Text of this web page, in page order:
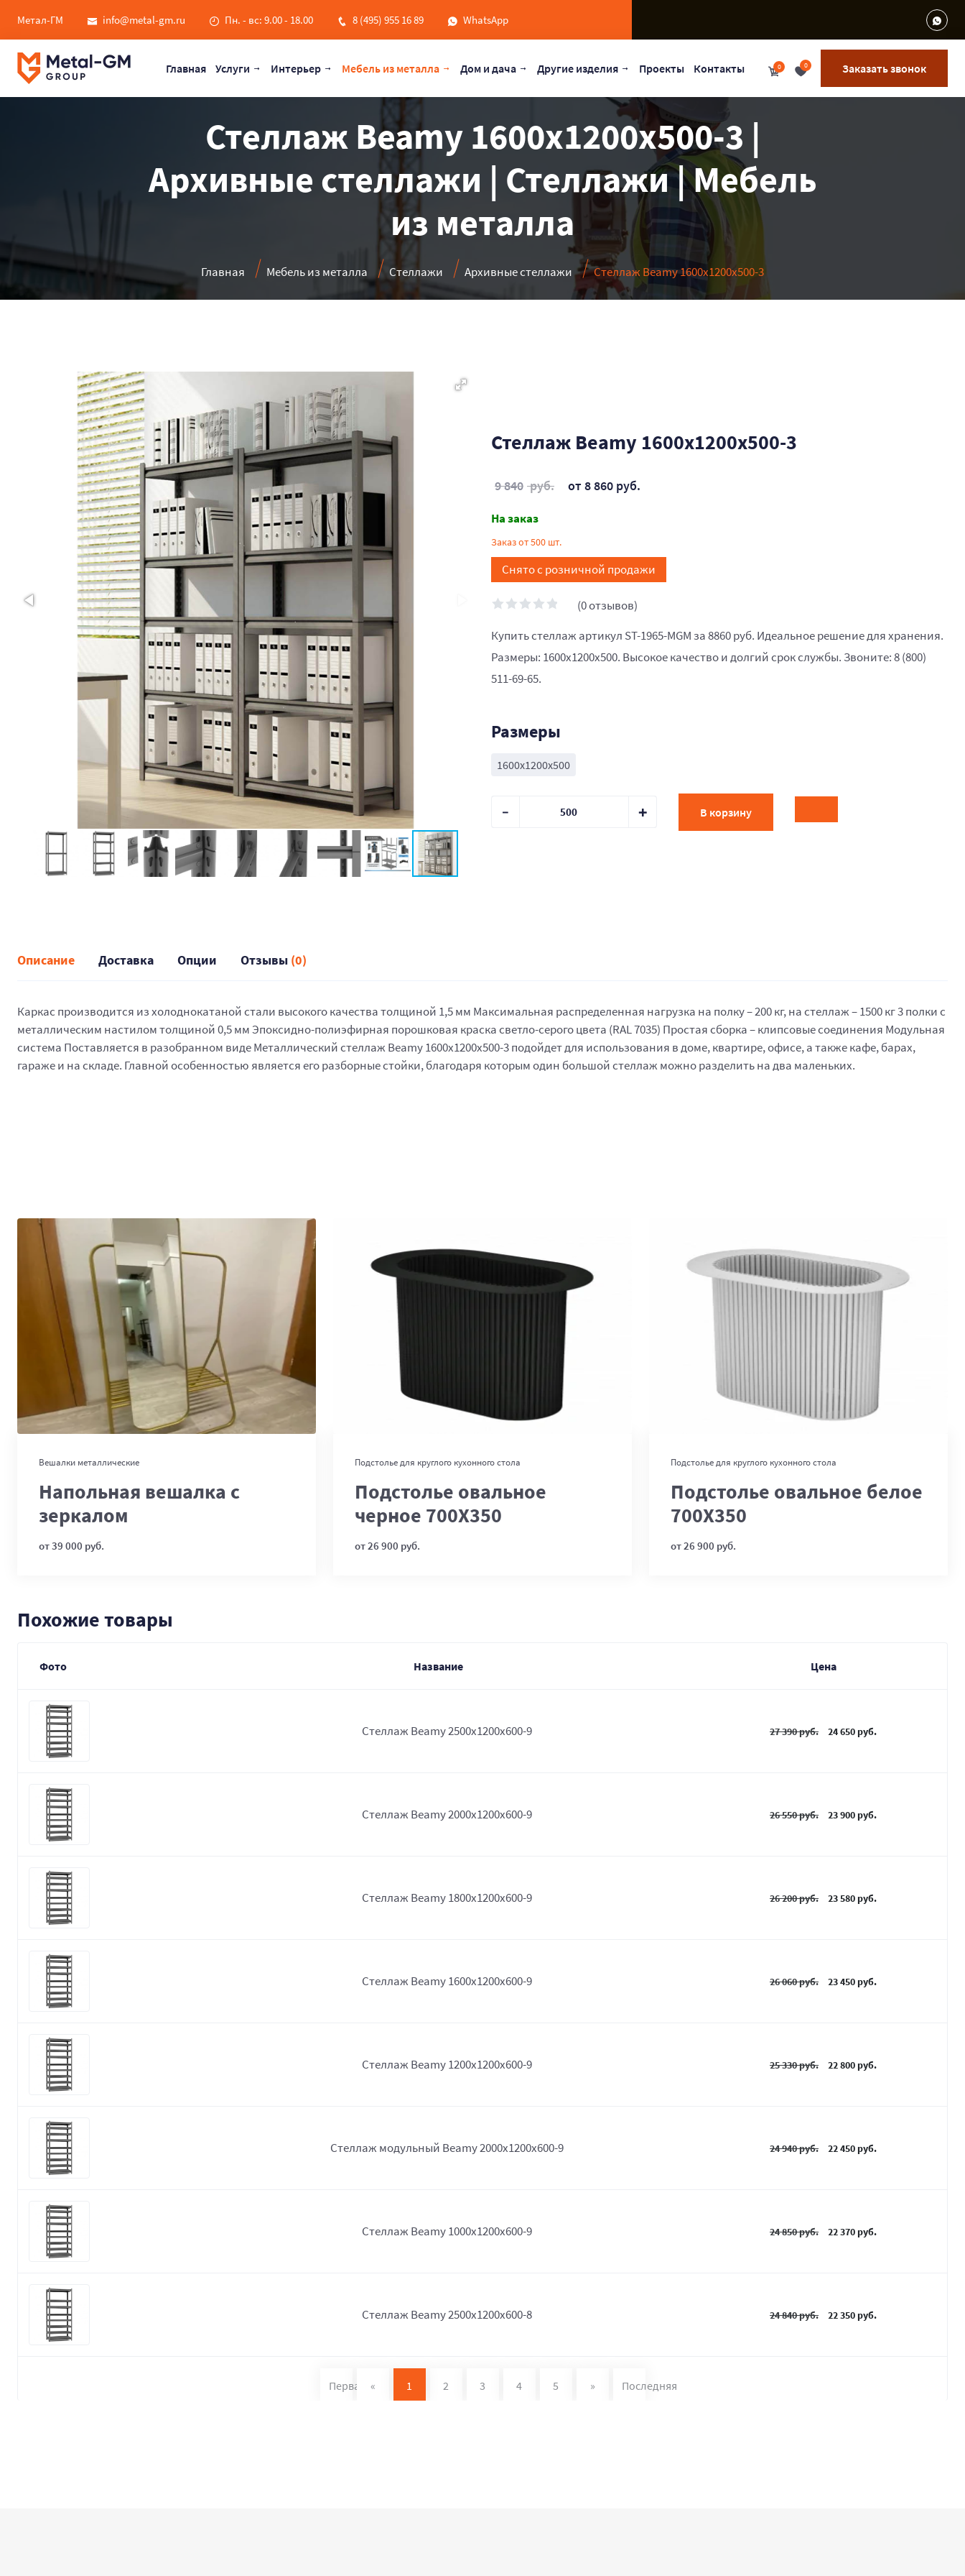
Метал-ГМ info@metal-gm.ru Пн. - вс: 9.00 - 18.00 8 (495) 955 16 89 WhatsApp
Главная Услуги Интерьер Мебель из металла Дом и дача Другие изделия Проекты Контакты 0 0 Заказать звонок
Стеллаж Beamy 1600x1200x500-3 |
Архивные стеллажи | Стеллажи | Мебель
из металла
Главная Мебель из металла Стеллажи Архивные стеллажи Стеллаж Beamy 1600x1200x500-3
Стеллаж Beamy 1600x1200x500-3
9 840 руб. от 8 860 руб.
На заказ
Заказ от 500 шт.
Снято с розничной продажи
(0 отзывов)
Купить стеллаж артикул ST-1965-MGM за 8860 руб. Идеальное решение для хранения.
Размеры: 1600x1200x500. Высокое качество и долгий срок службы. Звоните: 8 (800)
511-69-65.
Размеры
1600x1200x500
В корзину
Описание Доставка Опции Отзывы (0)
Каркас производится из холоднокатаной стали высокого качества толщиной 1,5 мм Максимальная распределенная нагрузка на полку – 200 кг, на стеллаж – 1500 кг 3 полки с
металлическим настилом толщиной 0,5 мм Эпоксидно-полиэфирная порошковая краска светло-серого цвета (RAL 7035) Простая сборка – клипсовые соединения Модульная
система Поставляется в разобранном виде Металлический стеллаж Beamy 1600x1200x500-3 подойдет для использования в доме, квартире, офисе, а также кафе, барах,
гараже и на складе. Главной особенностью является его разборные стойки, благодаря которым один большой стеллаж можно разделить на два маленьких.
Вешалки металлические
Напольная вешалка с
зеркалом
от 39 000 руб.
В корзину
Подстолье для круглого кухонного стола
Подстолье овальное
черное 700Х350
от 26 900 руб.
В корзину
Подстолье для круглого кухонного стола
Подстолье овальное белое
700Х350
от 26 900 руб.
Похожие товары
Фото Название Цена
Стеллаж Beamy 2500x1200x600-9 27 390 руб. 24 650 руб.
Стеллаж Beamy 2000x1200x600-9 26 550 руб. 23 900 руб.
Стеллаж Beamy 1800x1200x600-9 26 200 руб. 23 580 руб.
Стеллаж Beamy 1600x1200x600-9 26 060 руб. 23 450 руб.
Стеллаж Beamy 1200x1200x600-9 25 330 руб. 22 800 руб.
Стеллаж модульный Beamy 2000x1200x600-9 24 940 руб. 22 450 руб.
Стеллаж Beamy 1000x1200x600-9 24 850 руб. 22 370 руб.
Стеллаж Beamy 2500x1200x600-8 24 840 руб. 22 350 руб.
Первая « 1 2 3 4 5 » Последняя